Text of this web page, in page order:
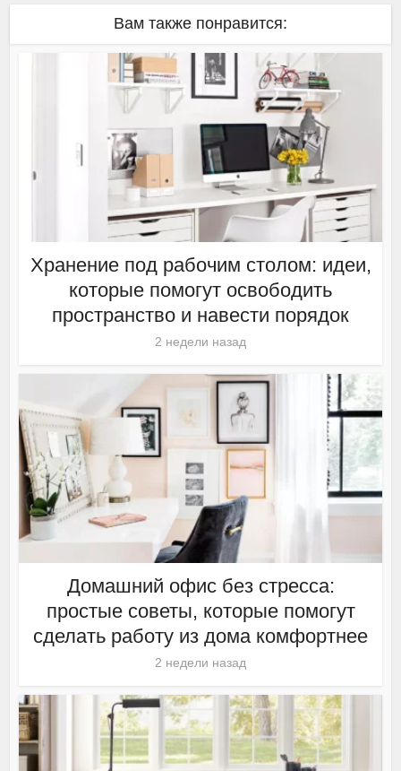
Вам также понравится:
Хранение под рабочим столом: идеи,
которые помогут освободить
пространство и навести порядок
2 недели назад
Домашний офис без стресса:
простые советы, которые помогут
сделать работу из дома комфортнее
2 недели назад